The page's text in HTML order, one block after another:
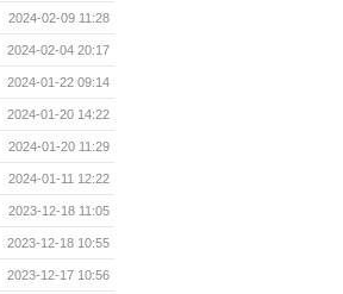
2024-02-09 11:28
2024-02-04 20:17
2024-01-22 09:14
2024-01-20 14:22
2024-01-20 11:29
2024-01-11 12:22
2023-12-18 11:05
2023-12-18 10:55
2023-12-17 10:56